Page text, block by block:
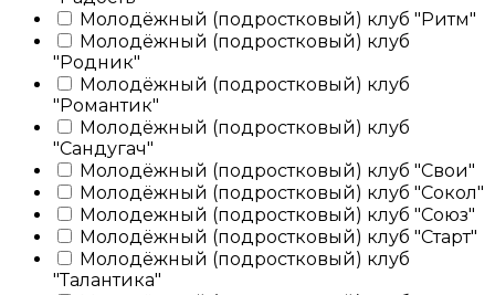
Молодёжный (подростковый) клуб "Ритм"
Молодёжный (подростковый) клуб
"Родник"
Молодёжный (подростковый) клуб
"Романтик"
Молодёжный (подростковый) клуб
"Сандугач"
Молодёжный (подростковый) клуб "Свои"
Молодёжный (подростковый) клуб "Сокол"
Молодежный (подростковый) клуб "Союз"
Молодёжный (подростковый) клуб "Старт"
Молодёжный (подростковый) клуб
"Талантика"